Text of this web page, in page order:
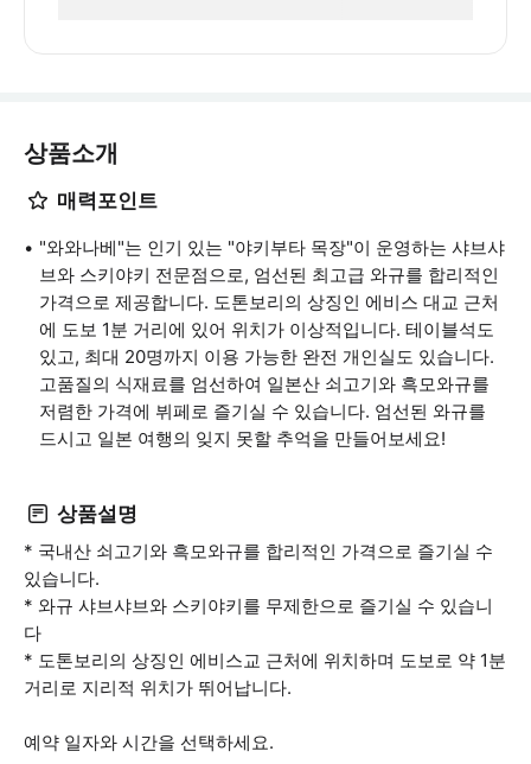
상품소개
매력포인트
"와와나베"는 인기 있는 "야키부타 목장"이 운영하는 샤브샤
브와 스키야키 전문점으로, 엄선된 최고급 와규를 합리적인
가격으로 제공합니다. 도톤보리의 상징인 에비스 대교 근처
에 도보 1분 거리에 있어 위치가 이상적입니다. 테이블석도
있고, 최대 20명까지 이용 가능한 완전 개인실도 있습니다.
고품질의 식재료를 엄선하여 일본산 쇠고기와 흑모와규를
저렴한 가격에 뷔페로 즐기실 수 있습니다. 엄선된 와규를
드시고 일본 여행의 잊지 못할 추억을 만들어보세요!
상품설명
* 국내산 쇠고기와 흑모와규를 합리적인 가격으로 즐기실 수
있습니다.
* 와규 샤브샤브와 스키야키를 무제한으로 즐기실 수 있습니
다
* 도톤보리의 상징인 에비스교 근처에 위치하며 도보로 약 1분
거리로 지리적 위치가 뛰어납니다.
예약 일자와 시간을 선택하세요.